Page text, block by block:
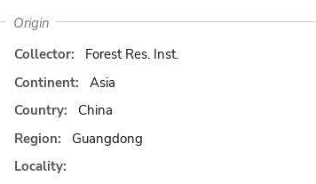
Origin
Collector:
Forest Res. Inst.
Continent:
Asia
Country:
China
Region:
Guangdong
Locality: